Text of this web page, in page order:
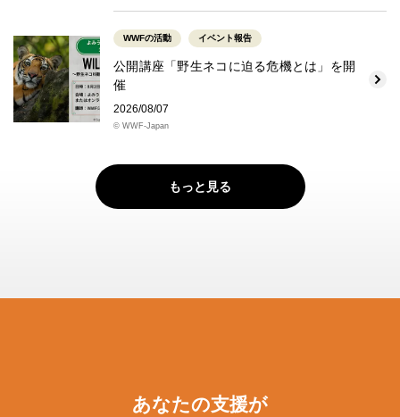
WWFの活動 イベント報告
公開講座「野生ネコに迫る危機とは」を開
催
2026/08/07
© WWF-Japan
もっと見る
あなたの支援が